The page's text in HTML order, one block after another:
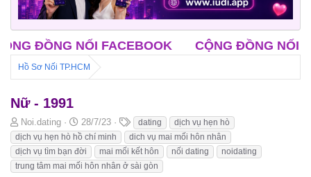
NỐI FACEBOOK CỘNG ĐỒNG NỐI ZALO
Hồ Sơ Nối TP.HCM
Nữ - 1991
B
ắ
t
đ
ầ
Noi.dating
N
g
à
y
b
28/7/23
T
h
ẻ
dating
dịch vụ hẹn hò
dịch vụ hẹn hò hồ chí minh
dich vụ mai mối hôn nhân
dịch vụ tìm bạn đời
mai mối kết hôn nối dating
noidating
trung tâm mai mối hôn nhân ở sài gòn